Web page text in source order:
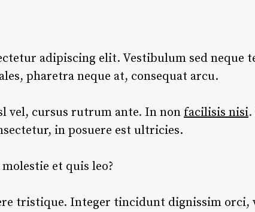
adipiscing elit. Vestibulum sed neque
pharetra neque at, consequat arcu.
vel, cursus rutrum ante. In non facilisis nisi
in posuere est ultricies.
et quis leo?
tristique. Integer tincidunt dignissim orci,